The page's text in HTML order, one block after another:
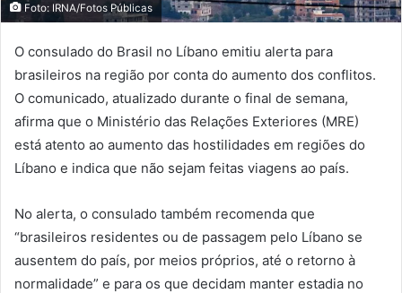
Foto: IRNA/Fotos Públicas
O consulado do Brasil no Líbano emitiu alerta para
brasileiros na região por conta do aumento dos conflitos.
O comunicado, atualizado durante o final de semana,
afirma que o Ministério das Relações Exteriores (MRE)
está atento ao aumento das hostilidades em regiões do
Líbano e indica que não sejam feitas viagens ao país.
No alerta, o consulado também recomenda que
“brasileiros residentes ou de passagem pelo Líbano se
ausentem do país, por meios próprios, até o retorno à
normalidade” e para os que decidam manter estadia no